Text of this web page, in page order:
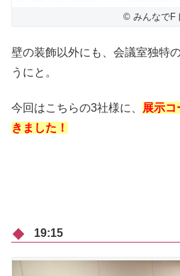
© みんなでF
壁の装飾以外にも、会議室独特
うにと。
今回はこちらの3社様に、
展示
きました！
19:15